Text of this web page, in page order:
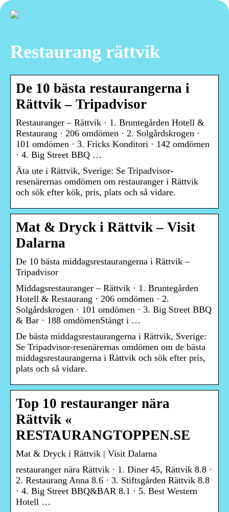
Restaurang rättvik
De 10 bästa restaurangerna i
Rättvik – Tripadvisor
Restauranger – Rättvik · 1. Bruntegården Hotell &
Restaurang · 206 omdömen · 2. Solgårdskrogen ·
101 omdömen · 3. Fricks Konditori · 142 omdömen
· 4. Big Street BBQ …
Äta ute i Rättvik, Sverige: Se Tripadvisor-
resenärernas omdömen om restauranger i Rättvik
och sök efter kök, pris, plats och så vidare.
Mat & Dryck i Rättvik – Visit
Dalarna
De 10 bästa middagsrestaurangerna i Rättvik –
Tripadvisor
Middagsrestauranger – Rättvik · 1. Bruntegården
Hotell & Restaurang · 206 omdömen · 2.
Solgårdskrogen · 101 omdömen · 3. Big Street BBQ
& Bar · 188 omdömenStängt i …
De bästa middagsrestaurangerna i Rättvik, Sverige:
Se Tripadvisor-resenärernas omdömen om de bästa
middagsrestaurangerna i Rättvik och sök efter pris,
plats och så vidare.
Top 10 restauranger nära
Rättvik «
RESTAURANGTOPPEN.SE
Mat & Dryck i Rättvik | Visit Dalarna
restauranger nära Rättvik · 1. Diner 45, Rättvik 8.8 ·
2. Restaurang Anna 8.6 · 3. Stiftsgården Rättvik 8.8
· 4. Big Street BBQ&BAR 8.1 · 5. Best Western
Hotell …